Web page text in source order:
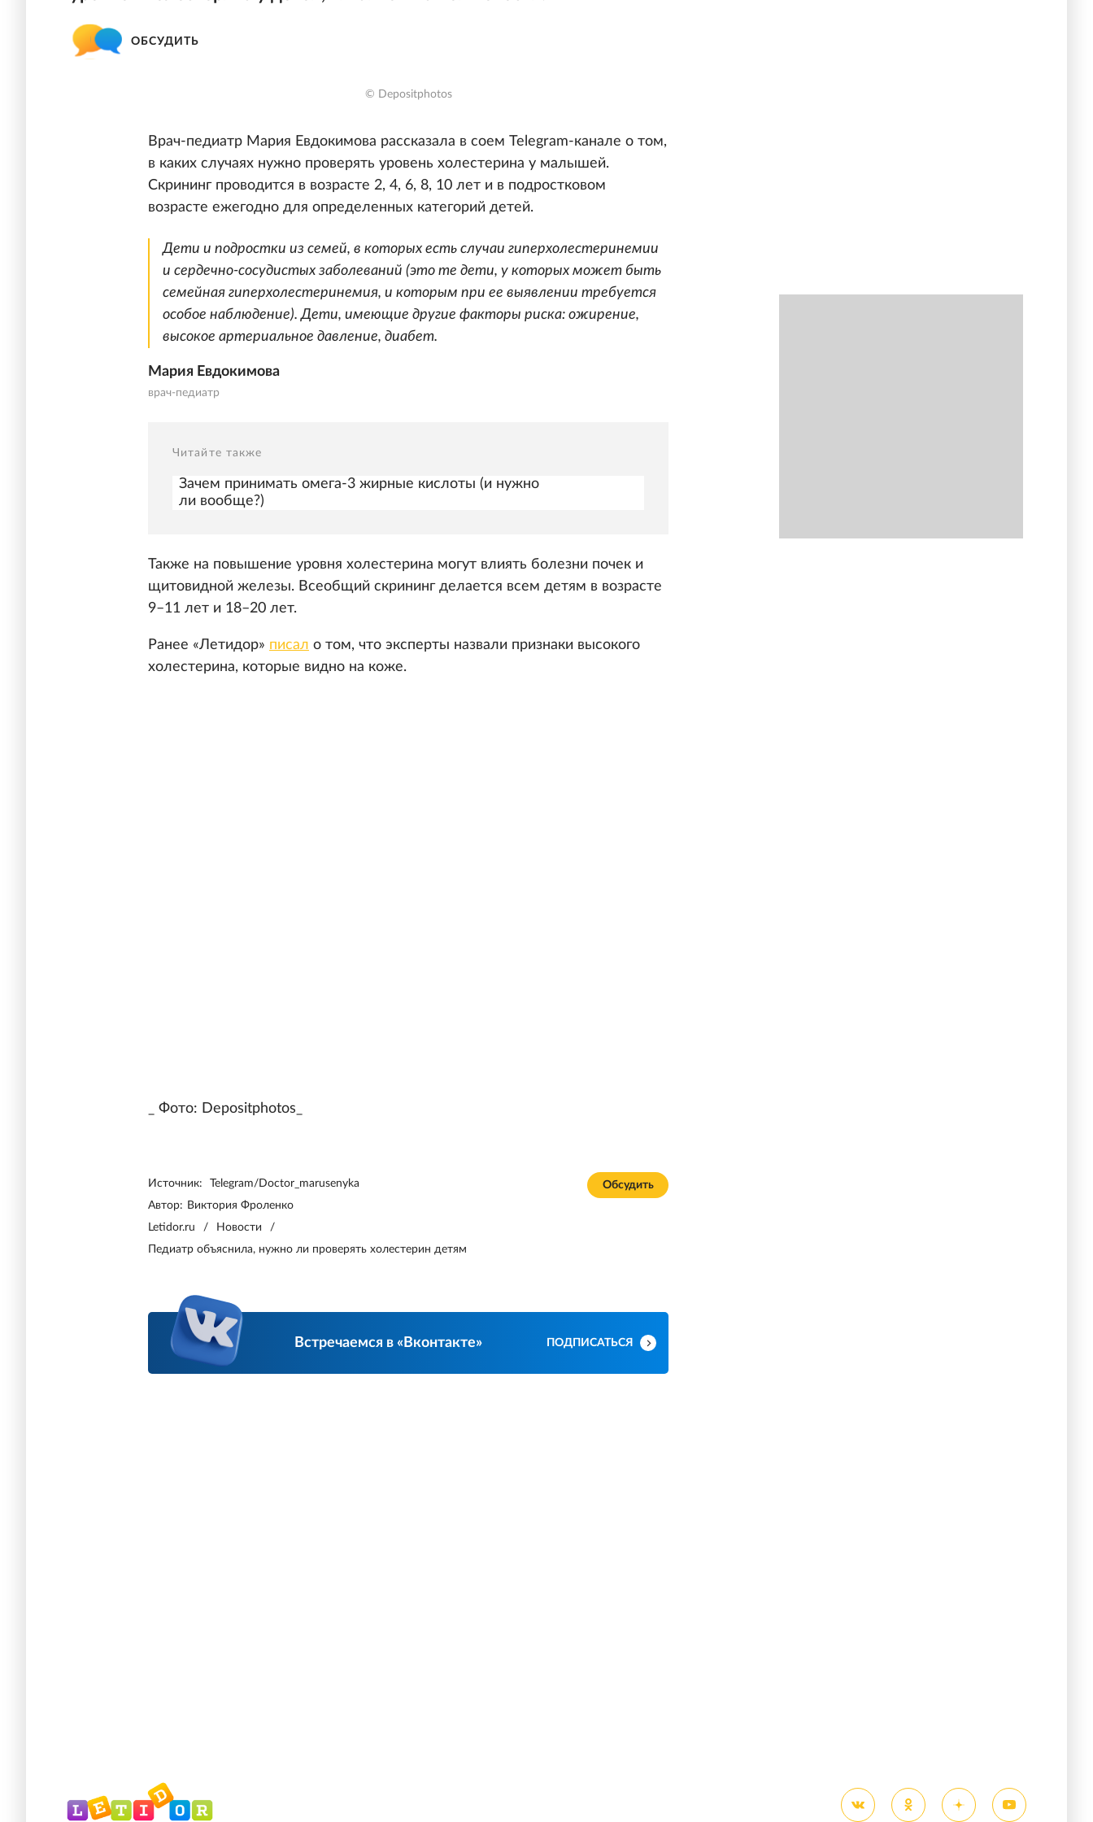
ОБСУДИТЬ
© Depositphotos
Врач-педиатр Мария Евдокимова рассказала в соем Telegram-канале о том,
в каких случаях нужно проверять уровень холестерина у малышей.
Скрининг проводится в возрасте 2, 4, 6, 8, 10 лет и в подростковом
возрасте ежегодно для определенных категорий детей.
Дети и подростки из семей, в которых есть случаи гиперхолестеринемии
и сердечно-сосудистых заболеваний (это те дети, у которых может быть
семейная гиперхолестеринемия, и которым при ее выявлении требуется
особое наблюдение). Дети, имеющие другие факторы риска: ожирение,
высокое артериальное давление, диабет.
Мария Евдокимова
врач-педиатр
Читайте также
Зачем принимать омега-3 жирные кислоты (и нужно
ли вообще?)
Также на повышение уровня холестерина могут влиять болезни почек и
щитовидной железы. Всеобщий скрининг делается всем детям в возрасте
9–11 лет и 18–20 лет.
Ранее «Летидор» писал о том, что эксперты назвали признаки высокого
холестерина, которые видно на коже.
_ Фото: Depositphotos_
Обсудить
Источник:
Telegram/Doctor_marusenyka
Автор: Виктория Фроленко
Letidor.ru
/ Новости
/
Педиатр объяснила, нужно ли проверять холестерин детям
Встречаемся в «Вконтакте» ПОДПИСАТЬСЯ